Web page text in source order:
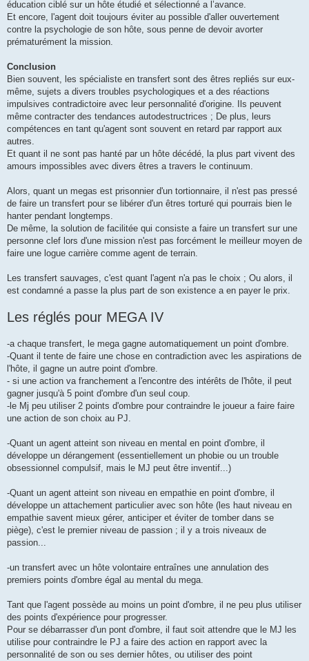
éducation ciblé sur un hôte étudié et sélectionné a l’avance.
Et encore, l'agent doit toujours éviter au possible d'aller ouvertement
contre la psychologie de son hôte, sous penne de devoir avorter
prématurément la mission.
Conclusion
Bien souvent, les spécialiste en transfert sont des êtres repliés sur eux-
même, sujets a divers troubles psychologiques et a des réactions
impulsives contradictoire avec leur personnalité d'origine. Ils peuvent
même contracter des tendances autodestructrices ; De plus, leurs
compétences en tant qu'agent sont souvent en retard par rapport aux
autres.
Et quant il ne sont pas hanté par un hôte décédé, la plus part vivent des
amours impossibles avec divers êtres a travers le continuum.
Alors, quant un megas est prisonnier d'un tortionnaire, il n'est pas pressé
de faire un transfert pour se libérer d'un êtres torturé qui pourrais bien le
hanter pendant longtemps.
De même, la solution de facilitée qui consiste a faire un transfert sur une
personne clef lors d'une mission n'est pas forcément le meilleur moyen de
faire une logue carrière comme agent de terrain.
Les transfert sauvages, c'est quant l'agent n'a pas le choix ; Ou alors, il
est condamné a passe la plus part de son existence a en payer le prix.
Les réglés pour MEGA IV
-a chaque transfert, le mega gagne automatiquement un point d'ombre.
-Quant il tente de faire une chose en contradiction avec les aspirations de
l'hôte, il gagne un autre point d'ombre.
- si une action va franchement a l'encontre des intérêts de l'hôte, il peut
gagner jusqu'à 5 point d'ombre d'un seul coup.
-le Mj peu utiliser 2 points d'ombre pour contraindre le joueur a faire faire
une action de son choix au PJ.
-Quant un agent atteint son niveau en mental en point d'ombre, il
développe un dérangement (essentiellement un phobie ou un trouble
obsessionnel compulsif, mais le MJ peut être inventif...)
-Quant un agent atteint son niveau en empathie en point d'ombre, il
développe un attachement particulier avec son hôte (les haut niveau en
empathie savent mieux gérer, anticiper et éviter de tomber dans se
piège), c'est le premier niveau de passion ; il y a trois niveaux de
passion...
-un transfert avec un hôte volontaire entraînes une annulation des
premiers points d'ombre égal au mental du mega.
Tant que l'agent possède au moins un point d'ombre, il ne peu plus utiliser
des points d'expérience pour progresser.
Pour se débarrasser d'un pont d'ombre, il faut soit attendre que le MJ les
utilise pour contraindre le PJ a faire des action en rapport avec la
personnalité de son ou ses dernier hôtes, ou utiliser des point